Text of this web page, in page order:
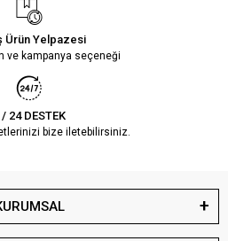
Ürün Yelpazesi
ve kampanya seçeneği
/ 24 DESTEK
bize iletebilirsiniz.